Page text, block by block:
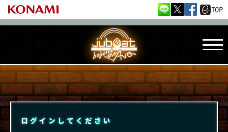
ログインしてください